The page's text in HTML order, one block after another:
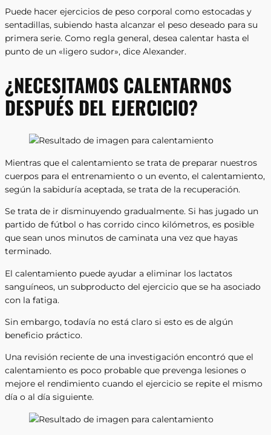
Puede hacer ejercicios de peso corporal como estocadas y
sentadillas, subiendo hasta alcanzar el peso deseado para su
primera serie. Como regla general, desea calentar hasta el
punto de un «ligero sudor», dice Alexander.
¿NECESITAMOS CALENTARNOS
DESPUÉS DEL EJERCICIO?
Mientras que el calentamiento se trata de preparar nuestros
cuerpos para el entrenamiento o un evento, el calentamiento,
según la sabiduría aceptada, se trata de la recuperación.
Se trata de ir disminuyendo gradualmente. Si has jugado un
partido de fútbol o has corrido cinco kilómetros, es posible
que sean unos minutos de caminata una vez que hayas
terminado.
El calentamiento puede ayudar a eliminar los lactatos
sanguíneos, un subproducto del ejercicio que se ha asociado
con la fatiga.
Sin embargo, todavía no está claro si esto es de algún
beneficio práctico.
Una revisión reciente de una investigación encontró que el
calentamiento es poco probable que prevenga lesiones o
mejore el rendimiento cuando el ejercicio se repite el mismo
día o al día siguiente.